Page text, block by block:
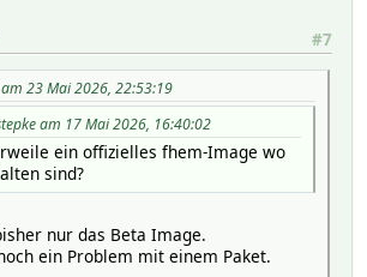
#7
23 Mai 2026, 22:53:19
am 17 Mai 2026, 16:40:02
ein offizielles fhem-Image wo
sind?
nur das Beta Image.
ein Problem mit einem Paket.